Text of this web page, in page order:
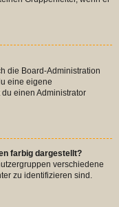
die Board-Administration
eine eigene
einen Administrator
farbig dargestellt?
verschiedene
zu identifizieren sind.